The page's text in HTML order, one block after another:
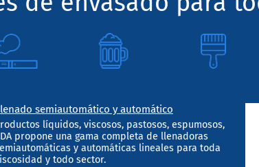
semiautomático y automático
líquidos, viscosos, pastosos, espumosos,
propone una gama completa de llenadoras
y automáticas lineales para toda
y todo sector.